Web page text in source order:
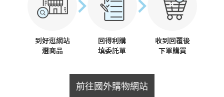
前往國外購物網站